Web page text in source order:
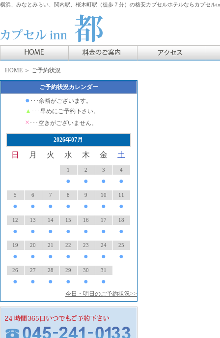
横浜、みなとみらい、関内駅、桜木町駅（徒歩７分）の格安カプセルホテルならカプセル
HOME ＞ ご予約状況
ご予約状況カレンダー
● ･･･余裕がございます。
▲ ･･･早めにご予約下さい。
× ･･･空きがございません。
2026年07月
日 月 火 水 木 金 土
1
●
2
●
3
●
4
●
5
●
6
●
7
●
8
●
9
●
10
●
11
●
12
●
13
●
14
●
15
●
16
●
17
●
18
●
19
●
20
●
21
●
22
●
23
●
24
●
25
●
26
●
27
●
28
●
29
●
30
●
31
●
今日・明日のご予約状況>>